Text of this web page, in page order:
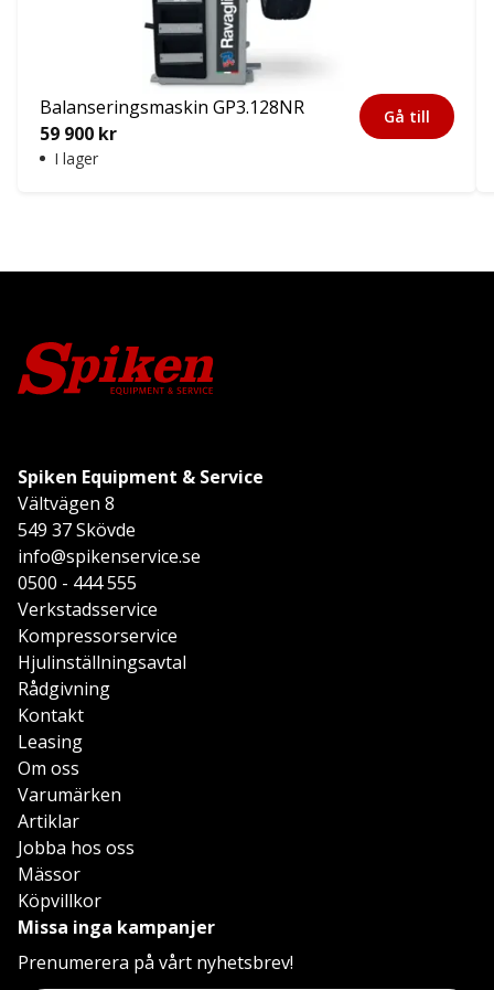
Balanseringsmaskin GP3.128NR
59 900 kr
I lager
Gå till
Spiken Equipment & Service
Vältvägen 8
549 37 Skövde
info@spikenservice.se
0500 - 444 555
Verkstadsservice
Kompressorservice
Hjulinställningsavtal
Rådgivning
Kontakt
Leasing
Om oss
Varumärken
Artiklar
Jobba hos oss
Mässor
Köpvillkor
Missa inga kampanjer
Prenumerera på vårt nyhetsbrev!